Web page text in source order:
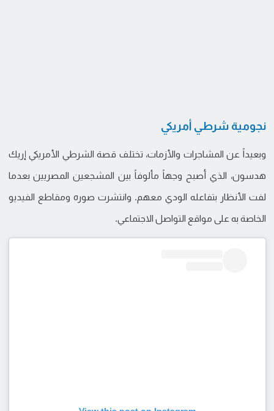
نجومية شرطي أمريكي
وبعيداً عن المشاجرات والأزمات، تختلف قصة الشرطي الأمريكي إريك
هدسون، الذي أصبح وجهاً مألوفاً بين المشجعين المصريين بعدما
لفت الأنظار بتفاعله الودي معهم. وانتشرت صوره ومقاطع الفيديو
الخاصة به على مواقع التواصل الاجتماعي.